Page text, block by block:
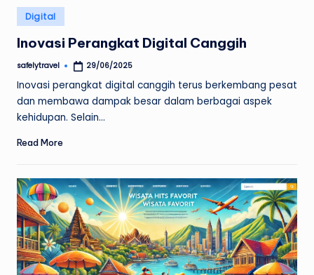
Posted
in
Digital
Inovasi Perangkat Digital Canggih
Posted
safelytravel 29/06/2025
Inovasi perangkat digital canggih terus berkembang pesat
dan membawa dampak besar dalam berbagai aspek
kehidupan. Selain…
Read More